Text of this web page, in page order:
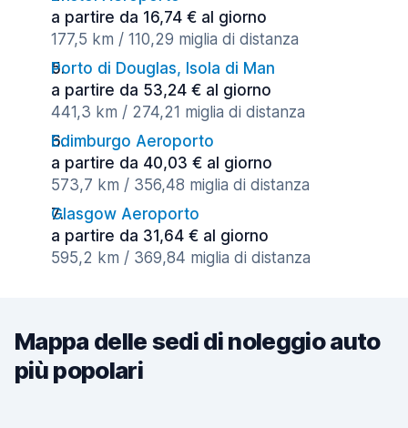
a partire da 16,74 € al giorno
177,5 km / 110,29 miglia di distanza
Porto di Douglas, Isola di Man
a partire da 53,24 € al giorno
441,3 km / 274,21 miglia di distanza
Edimburgo Aeroporto
a partire da 40,03 € al giorno
573,7 km / 356,48 miglia di distanza
Glasgow Aeroporto
a partire da 31,64 € al giorno
595,2 km / 369,84 miglia di distanza
Mappa delle sedi di noleggio auto
più popolari